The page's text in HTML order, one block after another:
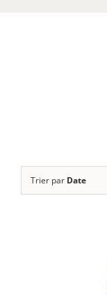
Trier par Date